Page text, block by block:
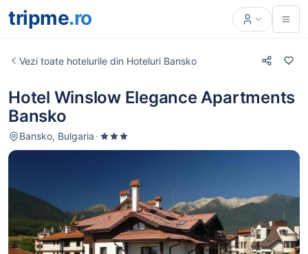
tripme.ro
Vezi toate hotelurile din Hoteluri Bansko
Hotel Winslow Elegance Apartments
Bansko
Bansko, Bulgaria ·